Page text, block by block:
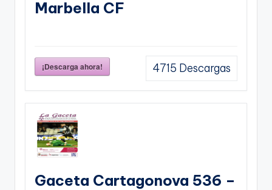
Marbella CF
¡Descarga ahora! 4715 Descargas
Gaceta Cartagonova 536 –